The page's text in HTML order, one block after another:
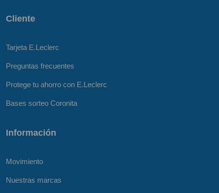
Cliente
Tarjeta E.Leclerc
Preguntas frecuentes
Protege tu ahorro con E.Leclerc
Bases sorteo Coronita
Información
Movimiento
Nuestras marcas